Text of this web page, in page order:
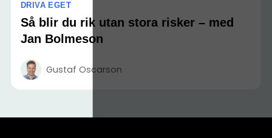
DRIVA EGET
Så blir du rik utan stora risker – med
Jan Bolmeson
Gustaf Oscarson